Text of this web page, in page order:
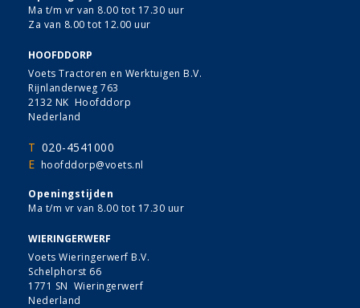
Ma t/m vr van 8.00 tot 17.30 uur
Za van 8.00 tot 12.00 uur
HOOFDDORP
Voets Tractoren en Werktuigen B.V.
Rijnlanderweg 763
2132 NK Hoofddorp
Nederland
T 020-4541000
E hoofddorp@voets.nl
Openingstijden
Ma t/m vr van 8.00 tot 17.30 uur
WIERINGERWERF
Voets Wieringerwerf B.V.
Schelphorst 66
1771 SN Wieringerwerf
Nederland